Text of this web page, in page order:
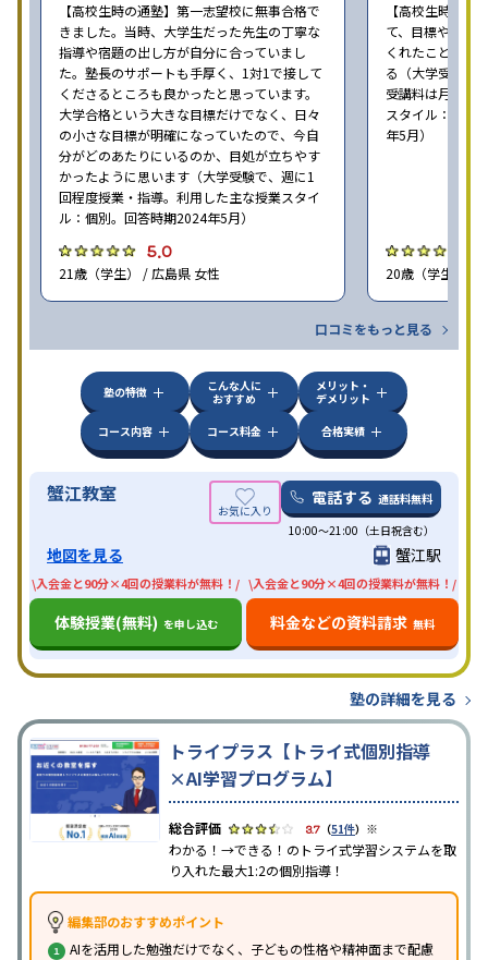
【高校生時の通塾】第一志望校に無事合格で
きました。当時、大学生だった先生の丁寧な
指導や宿題の出し方が自分に合っていまし
た。塾長のサポートも手厚く、1対1で接して
くださるところも良かったと思っています。
大学合格という大きな目標だけでなく、日々
の小さな目標が明確になっていたので、今自
分がどのあたりにいるのか、目処が立ちやす
かったように思います（大学受験で、週に1
回程度授業・指導。利用した主な授業スタイ
ル：個別。回答時期2024年5月）
5.0
21歳（学生） / 広島県 女性
【高校生時の通
て、目標や勉強
くれたことが、
る（大学受験で
受講料は月
スタイル：個別
年5月）
20歳（学生） /
口コミをもっと見る
塾の特徴
こんな人に
おすすめ
メリット・
デメリット
コース内容
コース料金 合格実績
蟹江教室 電話する 通話料無料
10:00〜21:00（土日祝含む）
地図を見る 蟹江駅
\入会金と90分×4回の授業料が無料！/
体験授業(無料) を申し込む
\入会金と90分×4回の授業料が無料！/
料金などの資料請求 無料
塾の詳細を見る
トライプラス【トライ式個別指導
×AI学習プログラム】
3.7 （51件） ※
わかる！→できる！のトライ式学習システムを取
り入れた最大1:2の個別指導！
編集部のおすすめポイント
AIを活用した勉強だけでなく、子どもの性格や精神面まで配慮